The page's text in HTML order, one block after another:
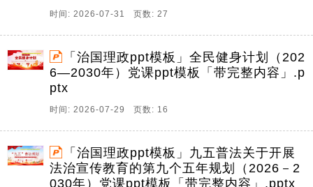
时间: 2026-07-31 页数: 27
「治国理政ppt模板」全民健身计划（202
6—2030年）党课ppt模板「带完整内容」.p
ptx
时间: 2026-07-29 页数: 16
「治国理政ppt模板」九五普法关于开展
法治宣传教育的第九个五年规划（2026－2
030年）党课ppt模板「带完整内容」.pptx